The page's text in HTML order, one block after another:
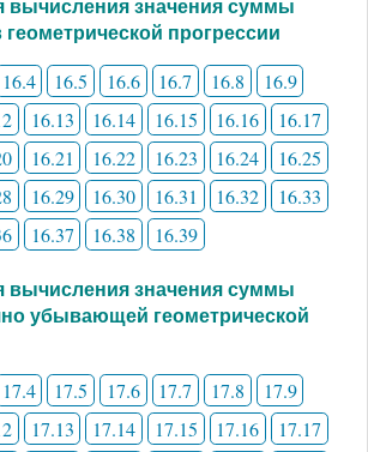
прогрессии
16.4 16.5 16.6 16.7 16.8
16.9
16.13 16.14 16.15 16.16
16.17
16.21 16.22 16.23 16.24
16.25
16.29 16.30 16.31 16.32
16.33
16.37 16.38 16.39
вычисления значения суммы
убывающей геометрической
17.4 17.5 17.6 17.7 17.8
17.9
17.13 17.14 17.15 17.16
17.17